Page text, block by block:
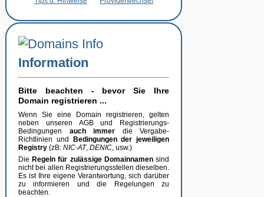
Information
Bitte beachten - bevor Sie Ihre
Domain registrieren ...
Wenn Sie eine Domain registrieren, gelten
neben unseren AGB und Registrierungs-
Bedingungen auch immer die Vergabe-
Richtlinien und
Bedingungen der jeweiligen
Registry (zB: NIC-AT, DENIC, usw.)
Die Regeln für zulässige Domainnamensind
nicht bei allen Registrierungsstellen dieselben.
Es ist Ihre eigene Verantwortung, sich darüber
zu informieren und die Regelungen zu
beachten.